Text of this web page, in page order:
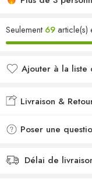
Seulement 69article(s)
Ajouter à la liste
Ajouté à la liste de
Livraison &
Poser une
Délai de